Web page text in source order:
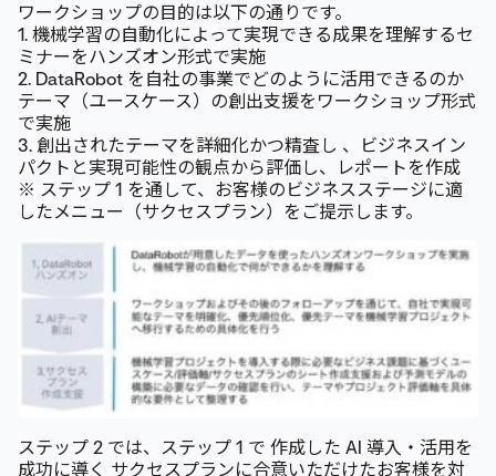
ワークショップの目的は以下の通りです。
1. 機械学習の自動化によって実現できる成果を理解するセ
ミナーをハンズオン形式で実施
2. DataRobot を自社の事業でどのように活用できるのか
テーマ（ユースケース）の創出支援をワークショップ形式
で実施
3. 創出されたテーマを詳細化かつ精査し 、ビジネスイン
パクトと実現可能性の観点から評価し、レポートを作成
※ ステップ 1 を通して、お客様のビジネスステージに適
したメニュー（サクセスプラン）をご提示します。
ステップ 2 では、ステップ 1 で 作成した AI 導入・活用を
成功に導く サクセスプランに合意いただけたお客様を対